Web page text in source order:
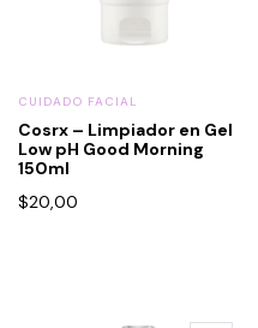
CUIDADO FACIAL
Cosrx – Limpiador en Gel
Low pH Good Morning
150ml
$20,00